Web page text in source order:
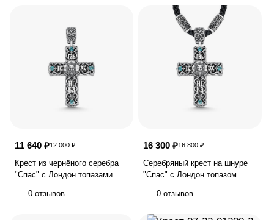
11 640 ₽12 000 ₽
Крест из чернёного серебра
"Спас" с Лондон топазами
0 отзывов
16 300 ₽16 800 ₽
Серебряный крест на шнуре
"Спас" с Лондон топазом
0 отзывов